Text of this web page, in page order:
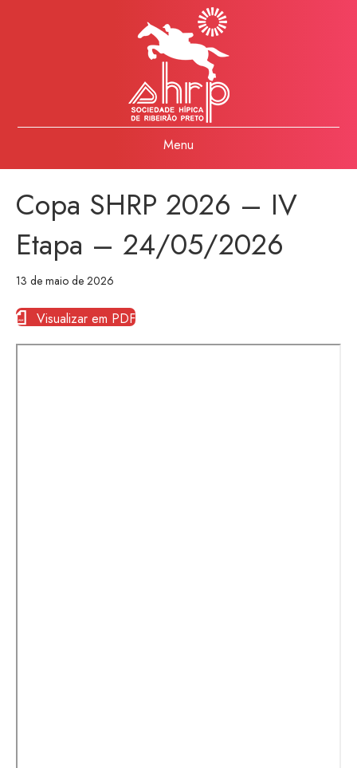
Menu
Copa SHRP 2026 – IV
Etapa – 24/05/2026
13 de maio de 2026
Visualizar em PDF